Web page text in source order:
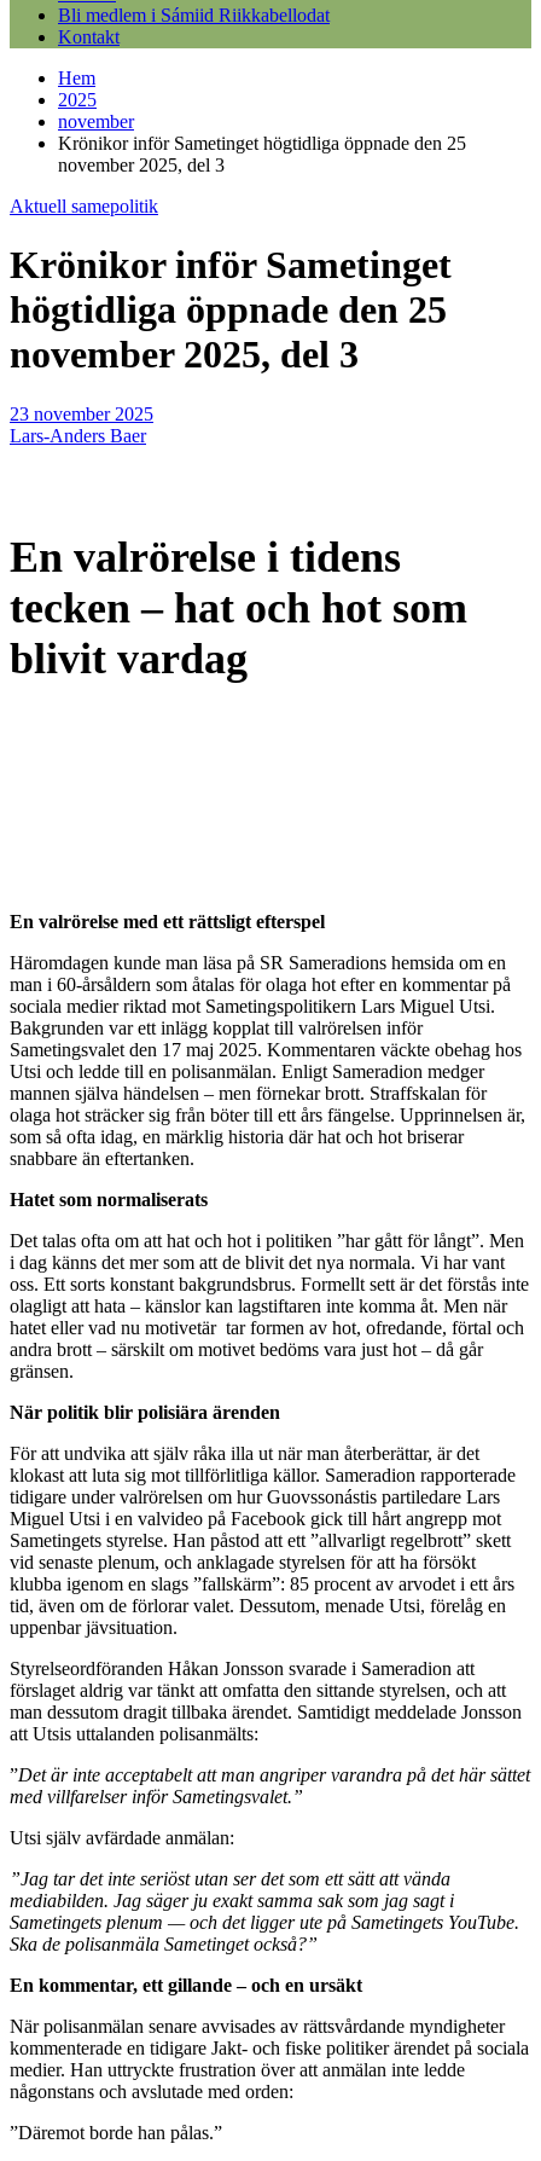
Bli medlem i Sámiid Riikkabellodat
Kontakt
Hem
2025
november
Krönikor inför Sametinget högtidliga öppnade den 25
november 2025, del 3
Aktuell samepolitik
Krönikor inför Sametinget
högtidliga öppnade den 25
november 2025, del 3
23 november 2025
Lars-Anders Baer
En valrörelse i tidens
tecken – hat och hot som
blivit vardag
En valrörelse med ett rättsligt efterspel
Häromdagen kunde man läsa på SR Sameradions hemsida om en
man i 60-årsåldern som åtalas för olaga hot efter en kommentar på
sociala medier riktad mot Sametingspolitikern Lars Miguel Utsi.
Bakgrunden var ett inlägg kopplat till valrörelsen inför
Sametingsvalet den 17 maj 2025. Kommentaren väckte obehag hos
Utsi och ledde till en polisanmälan. Enligt Sameradion medger
mannen själva händelsen – men förnekar brott. Straffskalan för
olaga hot sträcker sig från böter till ett års fängelse. Upprinnelsen är,
som så ofta idag, en märklig historia där hat och hot briserar
snabbare än eftertanken.
Hatet som normaliserats
Det talas ofta om att hat och hot i politiken ”har gått för långt”. Men
i dag känns det mer som att de blivit det nya normala. Vi har vant
oss. Ett sorts konstant bakgrundsbrus. Formellt sett är det förstås inte
olagligt att hata – känslor kan lagstiftaren inte komma åt. Men när
hatet eller vad nu motivetär tar formen av hot, ofredande, förtal och
andra brott – särskilt om motivet bedöms vara just hot – då går
gränsen.
När politik blir polisiära ärenden
För att undvika att själv råka illa ut när man återberättar, är det
klokast att luta sig mot tillförlitliga källor. Sameradion rapporterade
tidigare under valrörelsen om hur Guovssonástis partiledare Lars
Miguel Utsi i en valvideo på Facebook gick till hårt angrepp mot
Sametingets styrelse. Han påstod att ett ”allvarligt regelbrott” skett
vid senaste plenum, och anklagade styrelsen för att ha försökt
klubba igenom en slags ”fallskärm”: 85 procent av arvodet i ett års
tid, även om de förlorar valet. Dessutom, menade Utsi, förelåg en
uppenbar jävsituation.
Styrelseordföranden Håkan Jonsson svarade i Sameradion att
förslaget aldrig var tänkt att omfatta den sittande styrelsen, och att
man dessutom dragit tillbaka ärendet. Samtidigt meddelade Jonsson
att Utsis uttalanden polisanmälts:
”Det är inte acceptabelt att man angriper varandra på det här sättet
med villfarelser inför Sametingsvalet.”
Utsi själv avfärdade anmälan:
”Jag tar det inte seriöst utan ser det som ett sätt att vända
mediabilden. Jag säger ju exakt samma sak som jag sagt i
Sametingets plenum — och det ligger ute på Sametingets YouTube.
Ska de polisanmäla Sametinget också?”
En kommentar, ett gillande – och en ursäkt
När polisanmälan senare avvisades av rättsvårdande myndigheter
kommenterade en tidigare Jakt- och fiske politiker ärendet på sociala
medier. Han uttryckte frustration över att anmälan inte ledde
någonstans och avslutade med orden:
”Däremot borde han pålas.”